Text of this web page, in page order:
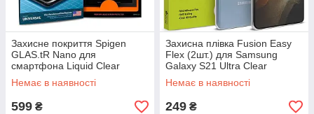
Захисне покриття Spigen
GLAS.tR Nano для
смартфона Liquid Clear
(000GL21813)
Немає в наявності
599 ₴
Захисна плівка Fusion Easy
Flex (2шт.) для Samsung
Galaxy S21 Ultra Clear
(E10F038)
Немає в наявності
249 ₴